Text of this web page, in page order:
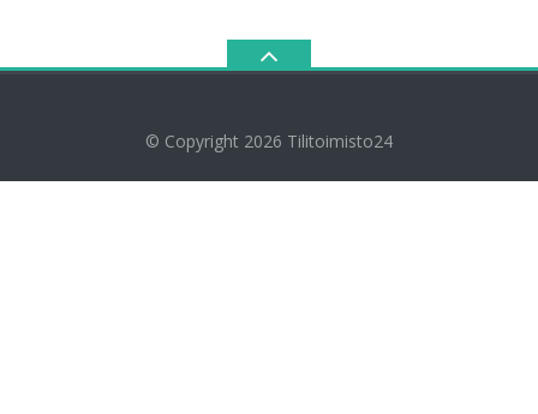
© Copyright 2026 Tilitoimisto24